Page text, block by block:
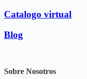
Catalogo virtual
Blog
Sobre Nosotros